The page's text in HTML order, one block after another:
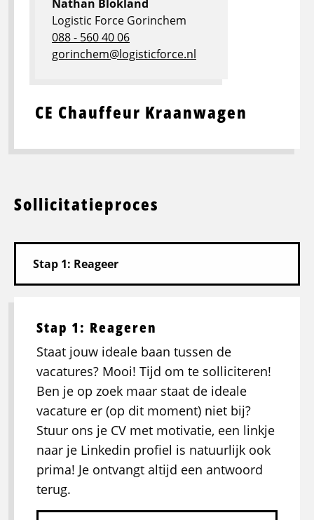
CE Chauffeur Kraanwagen
Nathan Blokland
Logistic Force Gorinchem
088 - 560 40 06
gorinchem@logisticforce.nl
Sollicitatieproces
Stap 1: Reageren
Staat jouw ideale baan tussen de
vacatures? Mooi! Tijd om te solliciteren!
Ben je op zoek maar staat de ideale
vacature er (op dit moment) niet bij?
Stuur ons je CV met motivatie, een linkje
naar je Linkedin profiel is natuurlijk ook
prima! Je ontvangt altijd een antwoord
terug.